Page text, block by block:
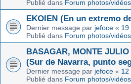
Publié dans Forum photos/vidéos
EKOIEN (En un extremo
Dernier message par jefoce « 19
Publié dans Forum photos/vidéos
BASAGAR, MONTE
(Sur de Navarra, punto
Dernier message par jefoce « 12
Publié dans Forum photos/vidéos